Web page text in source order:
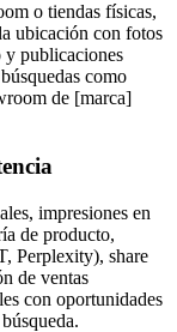
o tiendas físicas,
ubicación con fotos
y publicaciones
como
de [marca]
impresiones en
de producto,
Perplexity), share
de ventas
con oportunidades